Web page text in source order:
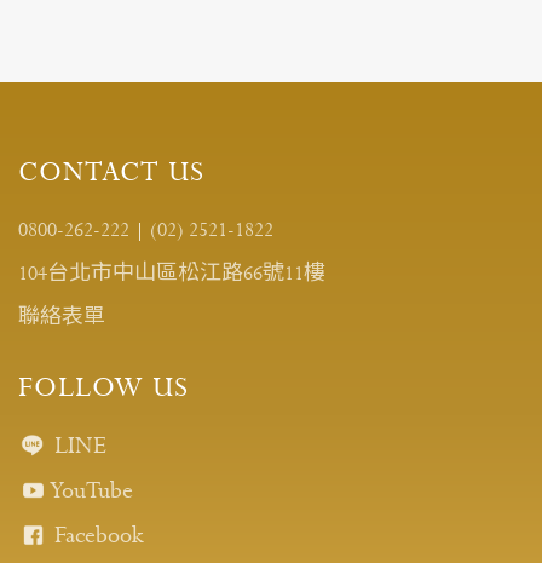
CONTACT US
0800-262-222 | (02) 2521-1822
104台北市中山區松江路66號11樓
聯絡表單
FOLLOW US
LINE
YouTube
Facebook